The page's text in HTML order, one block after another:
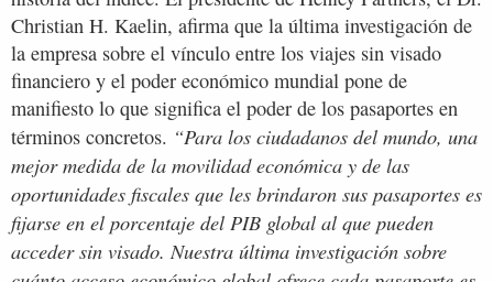
Christian H. Kaelin, afirma que la última investigación de
la empresa sobre el vínculo entre los viajes sin visado
financiero y el poder económico mundial pone de
manifiesto lo que significa el poder de los pasaportes en
términos concretos. “Para los ciudadanos del mundo, una
mejor medida de la movilidad económica y de las
oportunidades fiscales que les brindaron sus pasaportes es
fijarse en el porcentaje del PIB global al que pueden
acceder sin visado. Nuestra última investigación sobre